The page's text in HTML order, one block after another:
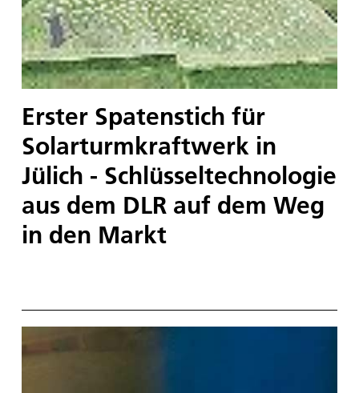
Erster Spatenstich für
Solarturmkraftwerk in
Jülich - Schlüsseltechnologie
aus dem DLR auf dem Weg
in den Markt